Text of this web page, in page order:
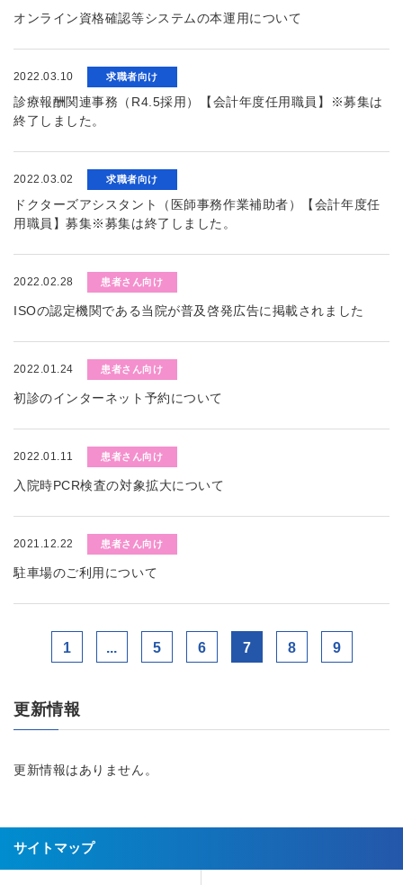
オンライン資格確認等システムの本運用について
2022.03.10 求職者向け
診療報酬関連事務（R4.5採用）【会計年度任用職員】※募集は
終了しました。
2022.03.02 求職者向け
ドクターズアシスタント（医師事務作業補助者）【会計年度任
用職員】募集※募集は終了しました。
2022.02.28 患者さん向け
ISOの認定機関である当院が普及啓発広告に掲載されました
2022.01.24 患者さん向け
初診のインターネット予約について
2022.01.11 患者さん向け
入院時PCR検査の対象拡大について
2021.12.22 患者さん向け
駐車場のご利用について
1 ... 5 6 7 8 9
更新情報
更新情報はありません。
サイトマップ